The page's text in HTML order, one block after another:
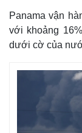
Panama vận
với khoảng
dưới cờ của